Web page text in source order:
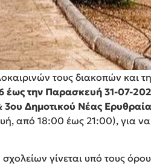
τους διακοπών και τη
έως την Παρασκευή 31-07-
Δημοτικού Νέας
από 18:00 έως 21:00), για
γίνεται υπό τους